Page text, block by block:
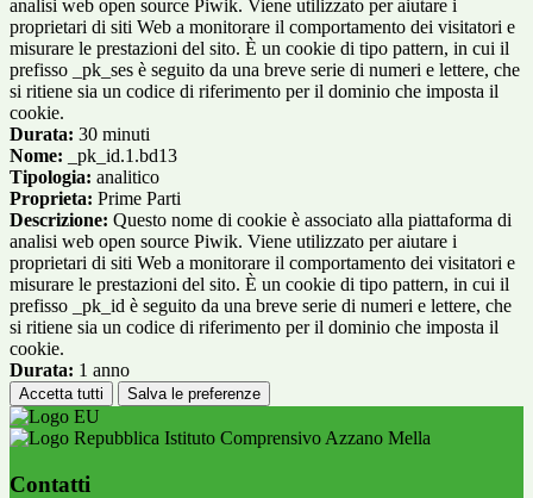
analisi web open source Piwik. Viene utilizzato per aiutare i
proprietari di siti Web a monitorare il comportamento dei visitatori e
misurare le prestazioni del sito. È un cookie di tipo pattern, in cui il
prefisso _pk_ses è seguito da una breve serie di numeri e lettere, che
si ritiene sia un codice di riferimento per il dominio che imposta il
cookie.
Durata: 30 minuti
Nome: _pk_id.1.bd13
Tipologia: analitico
Proprieta: Prime Parti
Descrizione: Questo nome di cookie è associato alla piattaforma di
analisi web open source Piwik. Viene utilizzato per aiutare i
proprietari di siti Web a monitorare il comportamento dei visitatori e
misurare le prestazioni del sito. È un cookie di tipo pattern, in cui il
prefisso _pk_id è seguito da una breve serie di numeri e lettere, che
si ritiene sia un codice di riferimento per il dominio che imposta il
cookie.
Durata: 1 anno
Accetta tutti Salva le preferenze
Istituto Comprensivo Azzano Mella
Contatti